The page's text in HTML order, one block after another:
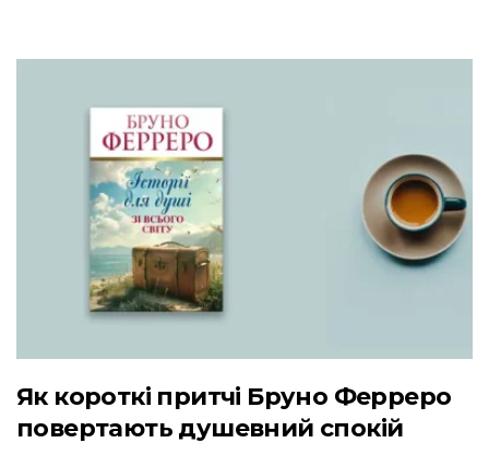
Як короткі притчі Бруно Ферреро
повертають душевний спокій